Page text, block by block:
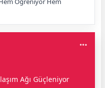
Ağı Güçleniyor